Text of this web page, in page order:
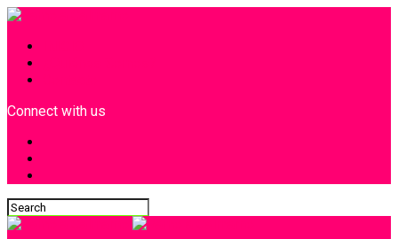
Connect with us